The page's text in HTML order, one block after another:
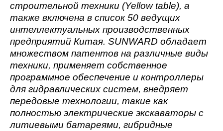
строительной техники (Yellow table), а
также включена в список 50 ведущих
интеллектуальных производственных
предприятий Китая. SUNWARD обладает
множеством патентов на различные виды
техники, применяет собственное
программное обеспечение и контроллеры
для гидравлических систем, внедряет
передовые технологии, такие как
полностью электрические экскаваторы с
литиевыми батареями, гибридные